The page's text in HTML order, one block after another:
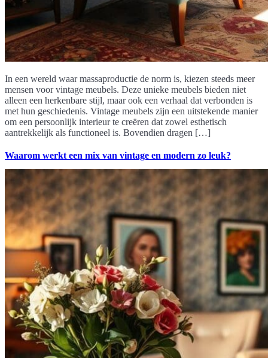
In een wereld waar massaproductie de norm is, kiezen steeds meer
mensen voor vintage meubels. Deze unieke meubels bieden niet
alleen een herkenbare stijl, maar ook een verhaal dat verbonden is
met hun geschiedenis. Vintage meubels zijn een uitstekende manier
om een persoonlijk interieur te creëren dat zowel esthetisch
aantrekkelijk als functioneel is. Bovendien dragen […]
Waarom werkt een mix van vintage en modern zo leuk?